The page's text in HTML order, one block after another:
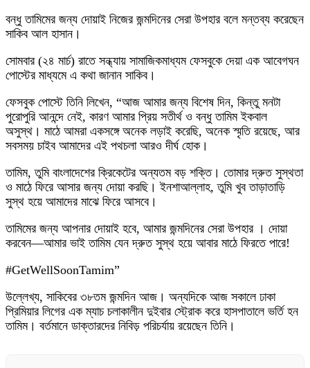
বন্ধু তামিমের জন্য দোয়াই নিজের জন্মদিনের সেরা উপহার বলে মন্তব্য করেছেন
সাকিব আল হাসান।
সোমবার (২৪ মার্চ) রাতে সন্ধ্যায় সামাজিকমাধ্যম ফেসবুকে দেয়া এক আবেগঘন
পোস্টের মাধ্যমে এ কথা জানান সাকিব।
ফেসবুক পোস্টে তিনি লিখেন, “আজ আমার জন্য বিশেষ দিন, কিন্তু মনটা
পুরোপুরি আনন্দে নেই, কারণ আমার প্রিয় সতীর্থ ও বন্ধু তামিম ইকবাল
অসুস্থ। মাঠে আমরা একসঙ্গে অনেক লড়াই করেছি, অনেক স্মৃতি রয়েছে, আর
সবসময় চাইব আমাদের এই পথচলা আরও দীর্ঘ হোক।
তামিম, তুমি বাংলাদেশের ক্রিকেটের অন্যতম বড় শক্তি। তোমার দ্রুত সুস্থতা
ও মাঠে ফিরে আসার জন্য দোয়া করছি। ইনশাআল্লাহ, তুমি খুব তাড়াতাড়ি
সুস্থ হয়ে আমাদের মাঝে ফিরে আসবে।
তামিমের জন্য আপনার দোয়াই হবে, আমার জন্মদিনের সেরা উপহার । দোয়া
করবেন—আমার ভাই তামিম যেন দ্রুত সুস্থ হয়ে আবার মাঠে ফিরতে পারে!
#GetWellSoonTamim”
উল্লেখ্য, সাকিবের ৩৮তম জন্মদিন আজ। অন্যদিকে আজ সকালে ঢাকা
প্রিমিয়ার লিগের এক ম্যাচ চলাকালীন দুইবার স্ট্রোক করে হাসপাতালে ভর্তি হন
তামিম। বর্তমানে ডাক্তারদের নিবিড় পরিচর্যায় রয়েছেন তিনি।